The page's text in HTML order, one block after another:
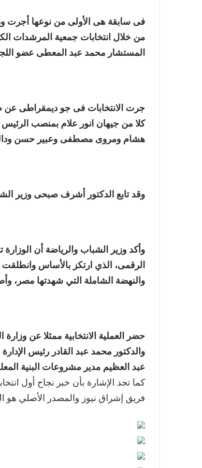
فى سابقة هى الأولى من نوعها أجرت
من خلال انتخابات جمعية المرشدات
المستشار محمد عبد المعطى عضو
جرت الانتخابات فى جو ديمقراطى عن طريق التصويت الالكترونى
كلا من جيهان انور علام بمنصب الرئيس
هشام ومروى مصطفى وعبير حسن
وقد تابع الدكتور أشرف صبحى وزير
وأكد وزير الشباب والرياضة أن
الرقمى، الذي ارتكز بالأساس
والنهضة الشاملة التي شهدتها مصر،
حضر العملية الانتخابية ممثلا عن
والدكتور محمد عبد القادر رئيس
عبد العظيم مدير مشروعات البنية
كما تجد الإشارة بأن خبر نجاح أول
فريق إشراق نيوز والمصدر الأصلي هو